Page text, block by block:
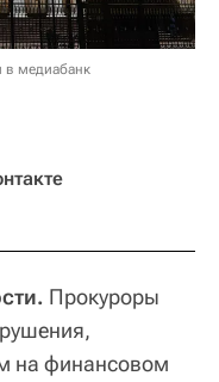
в медиабанк
Прокуроры
на финансовом